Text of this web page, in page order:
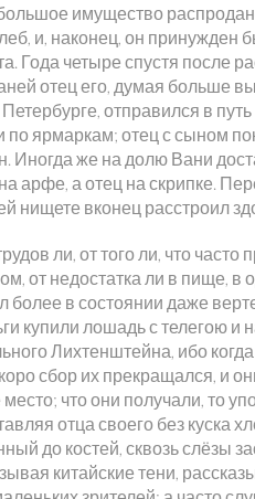
имущество
и, наконец, он принужден
Года четыре спустя после
отец его, думая больше
отправился в
ярмаркам; отец с сыном
Иногда же на долю Вани
арфе, а отец на скрипке.
нищете вконец расстроил
ли, от того ли, что
от недостатка ли в пище, в
более в состоянии даже
купили лошадь с телегою и
Лихтенштейна, ибо
сбор их прекращался, и
что они получали, то
отца своего без куска
до костей, сквозь слёзы
китайские тени,